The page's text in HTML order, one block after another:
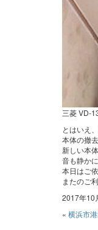
三菱 VD-
とはいえ
本体の撤
新しい本
音も静か
本日はご
またのご
2017年10
« 横浜市